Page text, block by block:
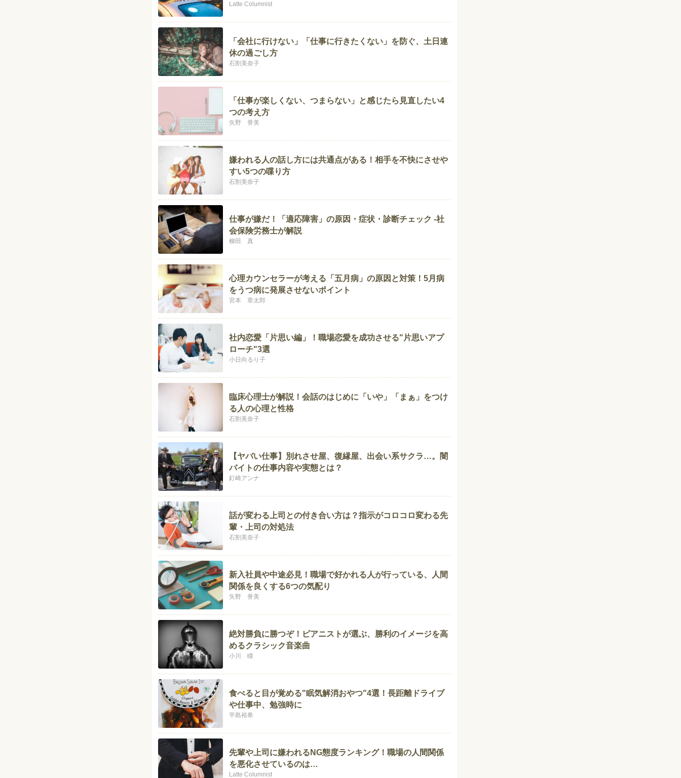
Latte Columnist
「会社に行けない」「仕事に行きたくない」を防ぐ、土日連
休の過ごし方
石割美奈子
「仕事が楽しくない、つまらない」と感じたら見直したい4
つの考え方
矢野 誉美
嫌われる人の話し方には共通点がある！相手を不快にさせや
すい5つの喋り方
石割美奈子
仕事が嫌だ！「適応障害」の原因・症状・診断チェック -社
会保険労務士が解説
柳田 真
心理カウンセラーが考える「五月病」の原因と対策！5月病
をうつ病に発展させないポイント
宮本 章太郎
社内恋愛「片思い編」！職場恋愛を成功させる"片思いアプ
ローチ"3選
小日向るり子
臨床心理士が解説！会話のはじめに「いや」「まぁ」をつけ
る人の心理と性格
石割美奈子
【ヤバい仕事】別れさせ屋、復縁屋、出会い系サクラ…。闇
バイトの仕事内容や実態とは？
釘崎アンナ
話が変わる上司との付き合い方は？指示がコロコロ変わる先
輩・上司の対処法
石割美奈子
新入社員や中途必見！職場で好かれる人が行っている、人間
関係を良くする6つの気配り
矢野 誉美
絶対勝負に勝つぞ！ピアニストが選ぶ、勝利のイメージを高
めるクラシック音楽曲
小川 瞳
食べると目が覚める"眠気解消おやつ"4選！長距離ドライブ
や仕事中、勉強時に
平島裕希
先輩や上司に嫌われるNG態度ランキング！職場の人間関係
を悪化させているのは…
Latte Columnist